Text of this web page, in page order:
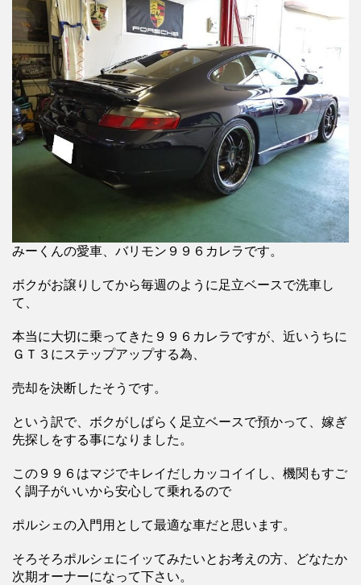
みーくんの愛車、バリモン９９６カレラです。
ボクがお譲りしてから毎週のように足立ベースで洗車し
て、
本当に大切に乗ってきた９９６カレラですが、近いうちに
ＧＴ３にステップアップする為、
売却を決断したそうです。
という訳で、ボクがしばらく足立ベースで預かって、嫁ぎ
先探しをする事になりました。
この９９６はマジでキレイだしカッコイイし、機関もすご
く調子がいいから安心して乗れるので
ポルシェの入門用として最適な車だと思います。
そろそろポルシェにイッてみたいとお考えの方、どなたか
次期オーナーになって下さい。